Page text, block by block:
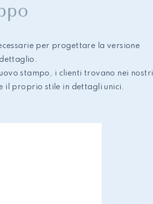
per progettare la versione
stampo, i clienti trovano nei nostri
il proprio stile in dettagli unici.